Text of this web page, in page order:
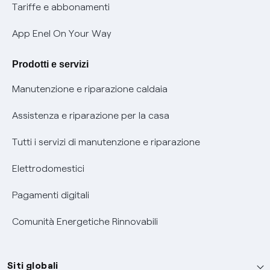
Phishing e truffe online
Verifica chi ti ha chiamato
Agevolazione utenti con disabilità per offerte Fibra
Informativa RAEE
Tariffe e abbonamenti
App Enel On Your Way
Prodotti e servizi
Manutenzione e riparazione caldaia
Assistenza e riparazione per la casa
Tutti i servizi di manutenzione e riparazione
Elettrodomestici
Pagamenti digitali
Comunità Energetiche Rinnovabili
Siti globali